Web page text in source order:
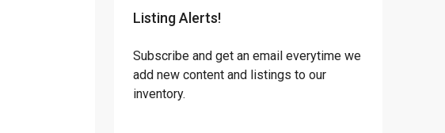
Listing Alerts!
Subscribe and get an email everytime we
add new content and listings to our
inventory.